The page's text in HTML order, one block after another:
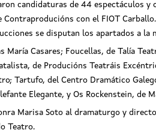
candidaturas de 44 espectáculos
con el FIOT
se disputan los apartados a la
María Casares; Foucellas, de Talía
de Producións Teatráis
Tartufo, del Centro Dramático
Elegante, y Os Rockenstein, de
Marisa Soto al dramaturgo y
Teatro.